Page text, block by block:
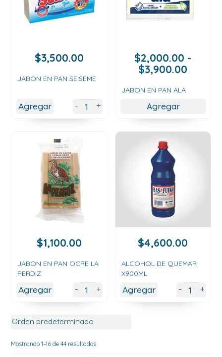
$3,500.00
JABON EN PAN SEISEME
Agregar - +
$2,000.00 -
$3,900.00
JABON EN PAN ALA
Agregar
$1,100.00
JABON EN PAN OCRE LA
PERDIZ
Agregar - +
$4,600.00
ALCOHOL DE QUEMAR
X900ML
Agregar - +
Mostrando 1–16 de 44 resultados